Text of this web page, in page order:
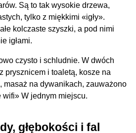
Są to tak wysokie drzewa,
tylko z miękkimi «igły».
kolczaste szyszki, a pod nimi
igłami.
czysto i schludnie. W dwóch
prysznicem i toaletą, kosze na
masaż na dywanikach, zauważono
W jednym miejscu.
głębokości i fal